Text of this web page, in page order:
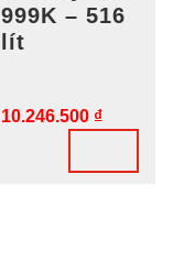
999K – 516
lít
10.246.500 ₫